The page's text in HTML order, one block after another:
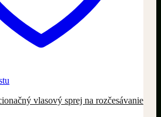
vlasový sprej na rozčesávanie